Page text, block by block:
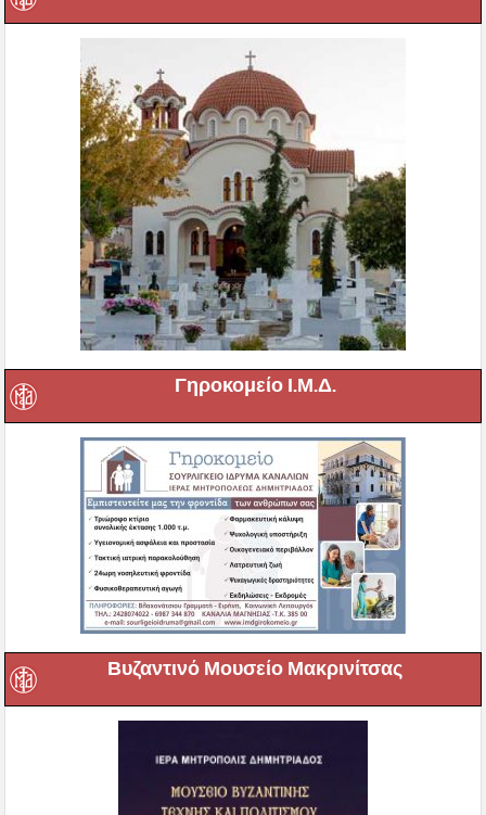
Γηροκομείο Ι.Μ.Δ.
Βυζαντινό Μουσείο Μακρινίτσας